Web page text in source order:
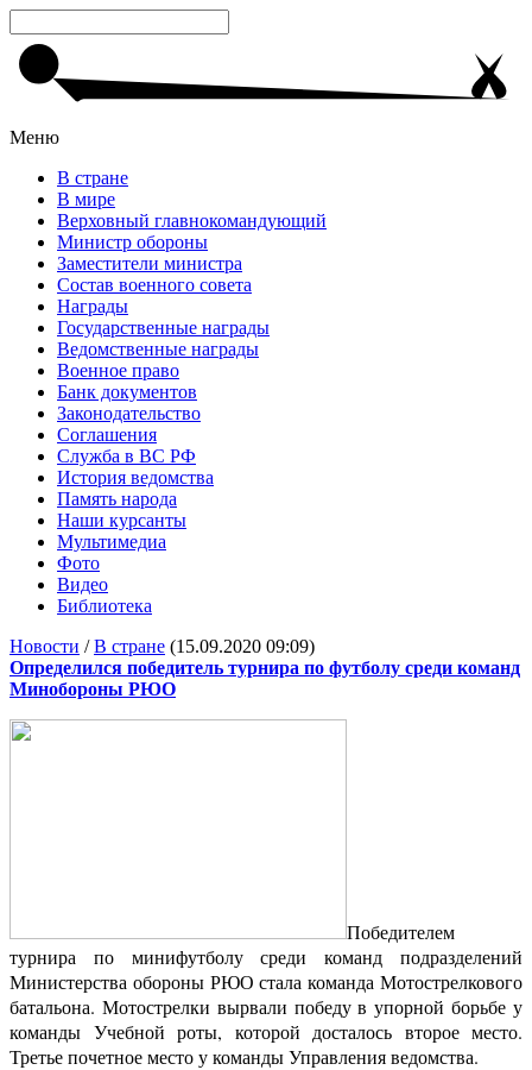
Меню
В стране
В мире
Верховный главнокомандующий
Министр обороны
Заместители министра
Состав военного совета
Награды
Государственные награды
Ведомственные награды
Военное право
Банк документов
Законодательство
Соглашения
Служба в ВС РФ
История ведомства
Память народа
Наши курсанты
Мультимедиа
Фото
Видео
Библиотека
Новости /В стране (15.09.2020 09:09)
Определился победитель турнира по футболу среди команд
Минобороны РЮО
Победителем
турнира по минифутболу среди команд подразделений
Министерства обороны РЮО стала команда Мотострелкового
батальона. Мотострелки вырвали победу в упорной борьбе у
команды Учебной роты, которой досталось второе место.
Третье почетное место у команды Управления ведомства.